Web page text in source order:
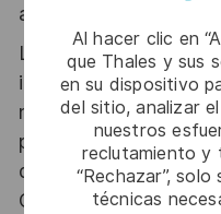
Al hacer clic en
que Thales y sus
en su dispositivo
del sitio, analizar
nuestros
reclutamiento y
“Rechazar”,
técnicas
atout. Postulez et
Le poste pouvant
informations relevant
nationale, la
procédure
dispositions des
Code de la défense et